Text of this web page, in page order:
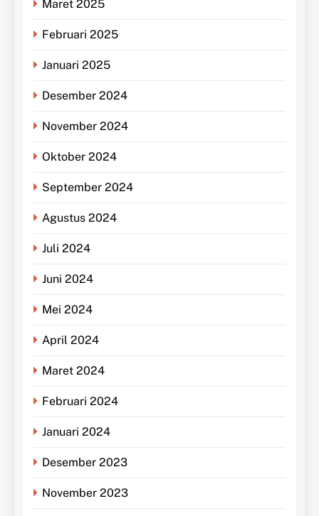
Maret 2025
Februari 2025
Januari 2025
Desember 2024
November 2024
Oktober 2024
September 2024
Agustus 2024
Juli 2024
Juni 2024
Mei 2024
April 2024
Maret 2024
Februari 2024
Januari 2024
Desember 2023
November 2023